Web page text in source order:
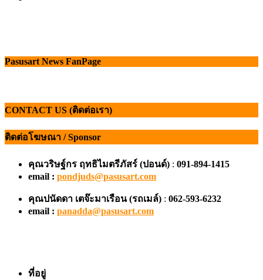
Pasusart News FanPage
CONTACT US (ติดต่อเรา)
ติดต่อโฆษณา / Sponsor
คุณวริษฐ์กร ฤทธิไมตรีภัสร์ (ปอนด์) : 091-894-1415
email : pondjuds@pasusart.com
คุณปนัดดา เตจ๊ะมาเรือน (รถเมล์) : 062-593-6232
email : panadda@pasusart.com
ที่อยู่